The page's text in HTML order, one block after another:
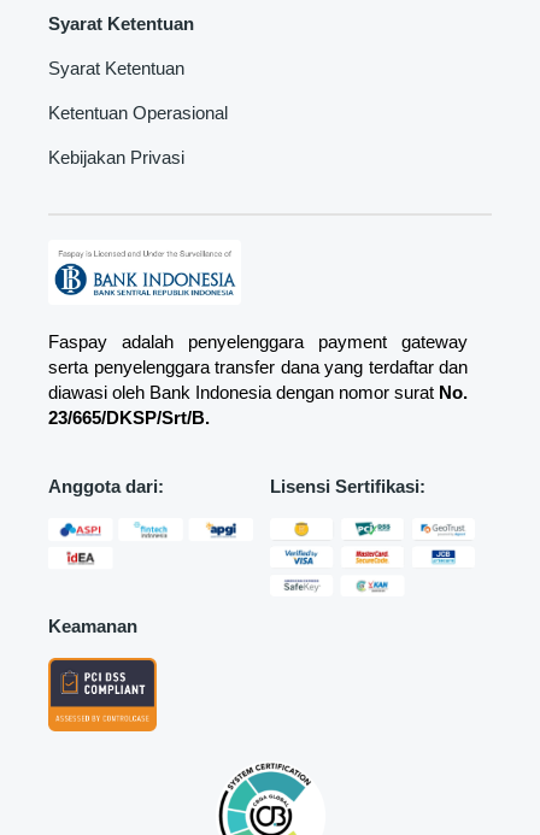
Syarat Ketentuan
Syarat Ketentuan
Ketentuan Operasional
Kebijakan Privasi
Faspay adalah penyelenggara payment gateway
serta penyelenggara transfer dana yang terdaftar dan
diawasi oleh Bank Indonesia dengan nomor surat No.
23/665/DKSP/Srt/B.
Anggota dari: Lisensi Sertifikasi:
Keamanan